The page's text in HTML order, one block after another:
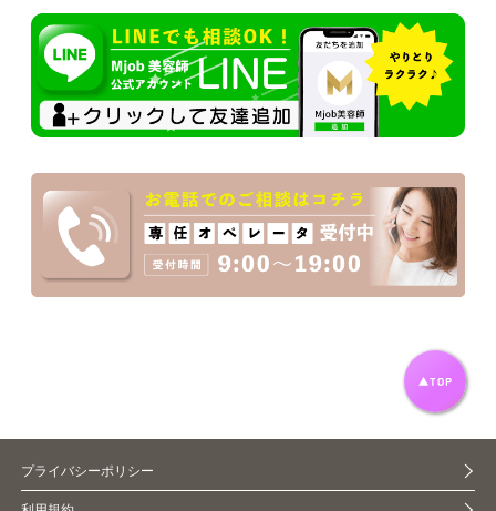
プライバシーポリシー